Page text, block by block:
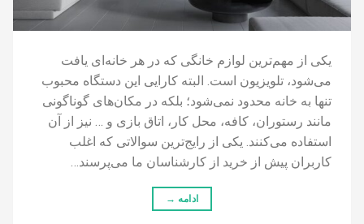
یکی از مهم‌ترین لوازم خانگی که در هر خانه‌ای یافت
می‌شود، تلویزیون است. البته کارایی این دستگاه محبوب
تنها به خانه محدود نمی‌شود؛ بلکه در مکان‌های گوناگونی
مانند رستوران، کافه، محل کار، اتاق بازی و … نیز از آن
استفاده می‌کنند. یکی از رایج‌ترین سوالاتی که اغلب
کاربران پیش از خرید از کارشناسان ما می‌پرسند…
ادامه →